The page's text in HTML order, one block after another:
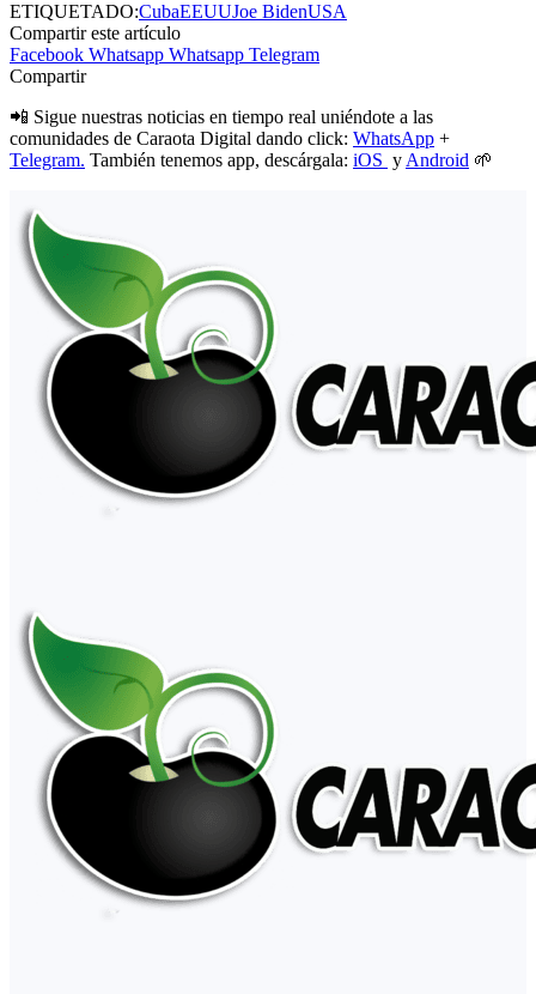
ETIQUETADO:CubaEEUUJoe BidenUSA
Compartir este artículo
Facebook Whatsapp Whatsapp Telegram
Compartir
📲 Sigue nuestras noticias en tiempo real uniéndote a las
comunidades de Caraota Digital dando click: WhatsApp +
Telegram. También tenemos app, descárgala: iOS y Android 🌱